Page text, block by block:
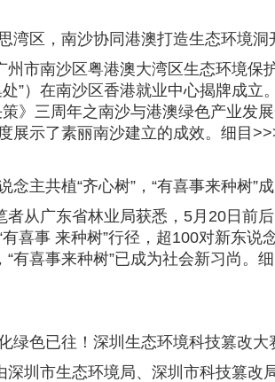
湾区，南沙协同港澳打造生态环境洞
州市南沙区粤港澳大湾区生态环境保
”）在南沙区香港就业中心揭牌成立
》三周年之南沙与港澳绿色产业发
展示了素丽南沙建立的成效。细目
念主共植“齐心树”，“有喜事来种树”
者从广东省林业局获悉，5月20日前
喜事 来种树”行径，超100对新东说
“有喜事来种树”已成为社会新习尚。
绿色已往！深圳生态环境科技篡改大
深圳市生态环境局、深圳市科技篡改